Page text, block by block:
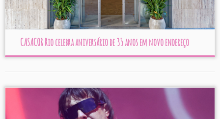
CASACOR Rio celebra aniversário de 35 anos em novo endereço